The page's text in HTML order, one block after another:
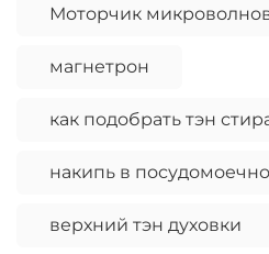
Моторчик
магнетрон
как подобрать тэн
накипь в
верхний тэн духовки